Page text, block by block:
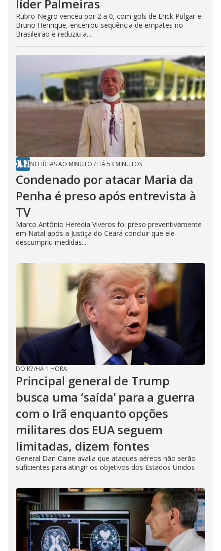
líder Palmeiras
Rubro-Negro venceu por 2 a 0, com gols de Erick Pulgar e
Bruno Henrique, encerrou sequência de empates no
Brasileirão e reduziu a...
NOTÍCIAS AO MINUTO / HÁ 53 MINUTOS
Condenado por atacar Maria da
Penha é preso após entrevista à
TV
Marco Antônio Heredia Viveros foi preso preventivamente
em Natal após a Justiça do Ceará concluir que ele
descumpriu medidas...
DO R7/HÁ 1 HORA
Principal general de Trump
busca uma ‘saída’ para a guerra
com o Irã enquanto opções
militares dos EUA seguem
limitadas, dizem fontes
General Dan Caine avalia que ataques aéreos não serão
suficientes para atingir os objetivos dos Estados Unidos